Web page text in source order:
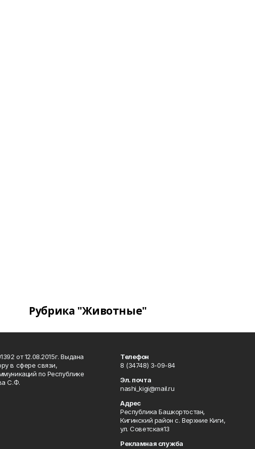
Рубрика "Животные"
от 12.08.2015г. Выдана
в сфере связи,
по Республике
С.Ф.
Телефон
8 (34748) 3-09-84
Эл. почта
nashi_kigi@mail.ru
Адрес
Республика Башкортостан,
Кигинский район с. Верхние Киги,
ул. Советская13
Рекламная служба